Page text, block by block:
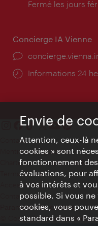
d'ouverture:
Fermé les jours
Concierge IA Vienne
Ort:
Öffnungszeiten:
Informations 24
Contact
Mentions obligatoires
Charte sur le respect de la
Terms of Use
Accessibilité
Contact presse
Paramètres de cookies
© Copyright WienTourismus
Envie de
Attention, ceux-là
cookies » sont
fonctionnement
évaluations, pour
à vos intérêts et
possible. Si vous
cookies, vous
standard dans «